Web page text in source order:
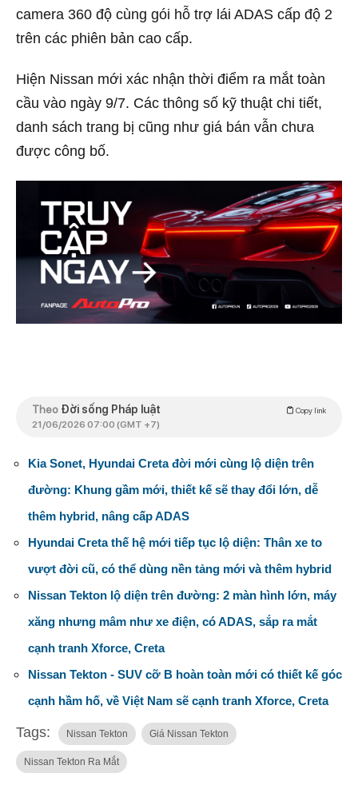
camera 360 độ cùng gói hỗ trợ lái ADAS cấp độ 2
trên các phiên bản cao cấp.
Hiện Nissan mới xác nhận thời điểm ra mắt toàn
cầu vào ngày 9/7. Các thông số kỹ thuật chi tiết,
danh sách trang bị cũng như giá bán vẫn chưa
được công bố.
Theo Đời sống Pháp luật Copy link
21/06/2026 07:00 (GMT +7)
Kia Sonet, Hyundai Creta đời mới cùng lộ diện trên
đường: Khung gầm mới, thiết kế sẽ thay đổi lớn, dễ
thêm hybrid, nâng cấp ADAS
Hyundai Creta thế hệ mới tiếp tục lộ diện: Thân xe to
vượt đời cũ, có thể dùng nền tảng mới và thêm hybrid
Nissan Tekton lộ diện trên đường: 2 màn hình lớn, máy
xăng nhưng mâm như xe điện, có ADAS, sắp ra mắt
cạnh tranh Xforce, Creta
Nissan Tekton - SUV cỡ B hoàn toàn mới có thiết kế góc
cạnh hầm hố, về Việt Nam sẽ cạnh tranh Xforce, Creta
Tags: Nissan Tekton Giá Nissan Tekton
Nissan Tekton Ra Mắt